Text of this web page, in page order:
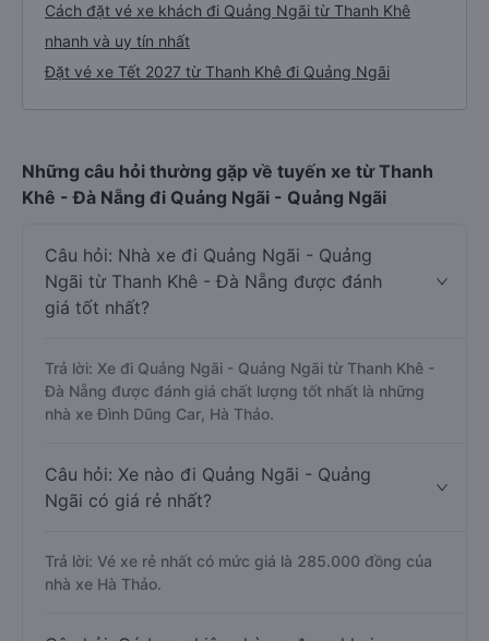
Cách đặt vé xe khách đi Quảng Ngãi từ Thanh Khê
nhanh và uy tín nhất
Đặt vé xe Tết 2027 từ Thanh Khê đi Quảng Ngãi
Những câu hỏi thường gặp về tuyến xe từ Thanh
Khê - Đà Nẵng đi Quảng Ngãi - Quảng Ngãi
Câu hỏi: Nhà xe đi Quảng Ngãi - Quảng
Ngãi từ Thanh Khê - Đà Nẵng được đánh
giá tốt nhất?
Trả lời: Xe đi Quảng Ngãi - Quảng Ngãi từ Thanh Khê -
Đà Nẵng được đánh giá chất lượng tốt nhất là những
nhà xe Đình Dũng Car, Hà Thảo.
Câu hỏi: Xe nào đi Quảng Ngãi - Quảng
Ngãi có giá rẻ nhất?
Trả lời: Vé xe rẻ nhất có mức giá là 285.000 đồng của
nhà xe Hà Thảo.